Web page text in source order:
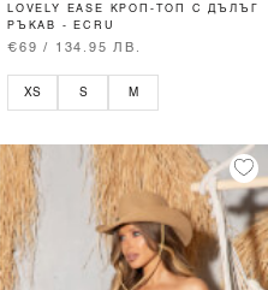
LOVELY EASE КРОП-ТОП С ДЪЛЪГ
РЪКАВ - ECRU
€69 / 134.95 ЛВ.
XS S M